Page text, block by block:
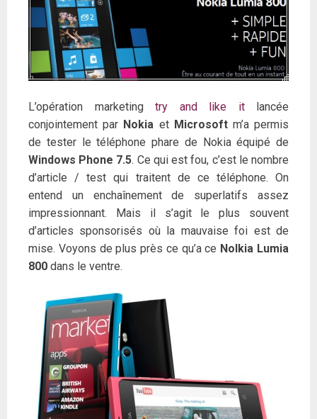
L’opération marketing try and like itlancée
conjointement par Nokia et Microsoft m’a permis
de tester le téléphone phare de Nokia équipé de
Windows Phone 7.5. Ce qui est fou, c’est le nombre
d’article / test qui traitent de ce téléphone. On
entend un enchaînement de superlatifs assez
impressionnant. Mais il s’agit le plus souvent
d’articles sponsorisés où la mauvaise foi est de
mise. Voyons de plus près ce qu’a ce Nolkia Lumia
800 dans le ventre.